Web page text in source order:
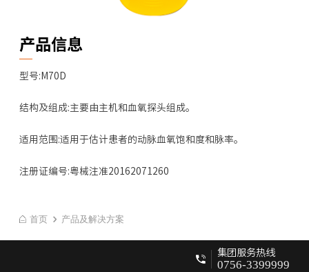
产品信息
型号:M70D
结构及组成:主要由主机和血氧探头组成。
适用范围:适用于估计患者的动脉血氧饱和度和脉率。
注册证编号:粤械注准20162071260
首页 产品及解决方案
集团服务热线
0756-3399999